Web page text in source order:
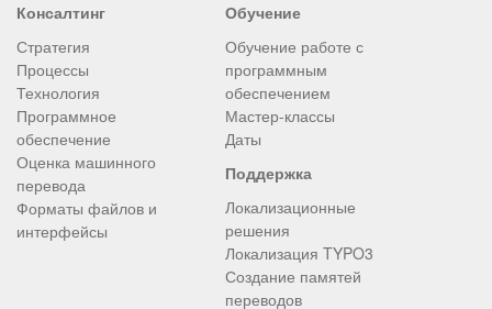
Консалтинг
Стратегия
Процессы
Технология
Программное
обеспечение
Оценка машинного
перевода
Форматы файлов и
интерфейсы
Обучение
Обучение работе с
программным
обеспечением
Мастер-классы
Даты
Поддержка
Локализационные
решения
Локализация TYPO3
Создание памятей
переводов